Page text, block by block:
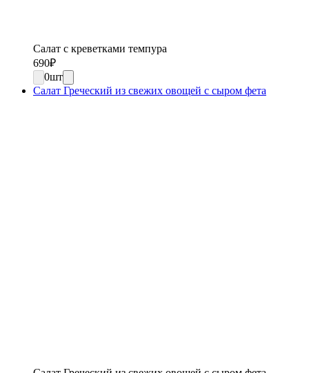
Салат с креветками темпура
690₽
0шт
Салат Греческий из свежих овощей с сыром фета